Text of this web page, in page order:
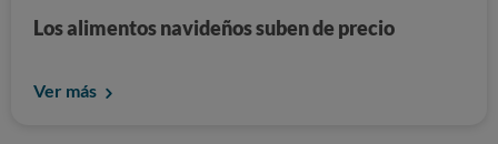
Los alimentos navideños suben de precio
Ver más